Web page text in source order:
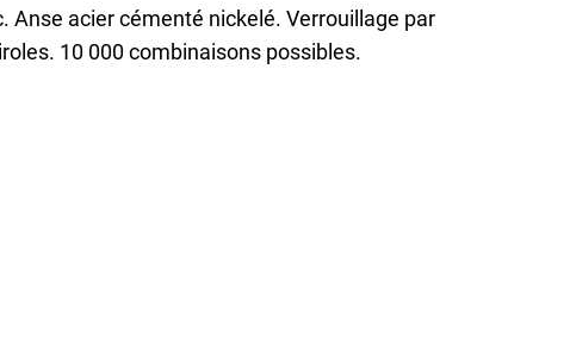
Anse acier cémenté nickelé. Verrouillage par
10 000 combinaisons possibles.